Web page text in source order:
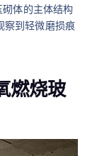
体的主体结构
察到轻微磨损痕
燃烧玻